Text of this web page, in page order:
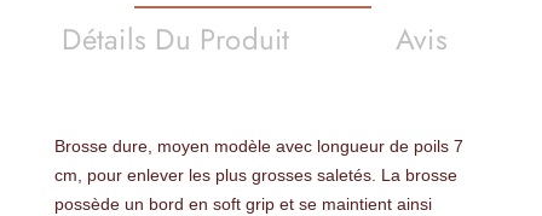
Détails Du Produit
Avis
Brosse dure, moyen modèle avec longueur de poils 7
cm, pour enlever les plus grosses saletés. La brosse
possède un bord en soft grip et se maintient ainsi